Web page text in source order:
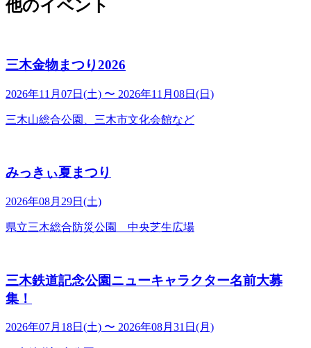
他のイベント
三木金物まつり2026
2026年11月07日(土) 〜 2026年11月08日(日)
三木山総合公園、三木市文化会館など
みっきぃ夏まつり
2026年08月29日(土)
県立三木総合防災公園 中央芝生広場
三木鉄道記念公園ニューキャラクター名前大募
集！
2026年07月18日(土) 〜 2026年08月31日(月)